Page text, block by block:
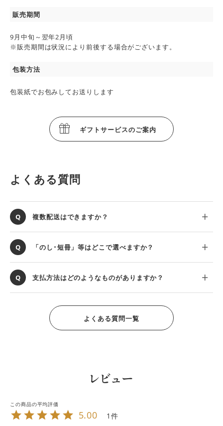
販売期間
9月中旬～翌年2月頃
※販売期間は状況により前後する場合がございます。
包装方法
包装紙でお包みしてお送りします
ギフトサービスのご案内
よくある質問
複数配送はできますか？
「のし･短冊」等はどこで選べますか？
支払方法はどのようなものがありますか？
よくある質問一覧
レビュー
5.00 1